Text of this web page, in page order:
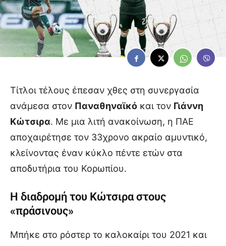
Τίτλοι τέλους έπεσαν χθες στη συνεργασία
ανάμεσα στον Παναθηναϊκό και τον Γιάννη
Κώτσιρα. Με μια λιτή ανακοίνωση, η ΠΑΕ
αποχαιρέτησε τον 33χρονο ακραίο αμυντικό,
κλείνοντας έναν κύκλο πέντε ετών στα
αποδυτήρια του Κορωπίου.
Η διαδρομή του Κώτσιρα στους
«πράσινους»
Μπήκε στο ρόστερ το καλοκαίρι του 2021 και